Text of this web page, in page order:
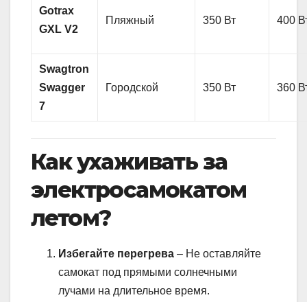
Gotrax
GXL V2
Пляжный 350 Вт 400
Swagtron
Swagger
7
Городской 350 Вт 360
Как ухаживать за
электросамокатом
летом?
Избегайте перегрева – Не оставляйте
самокат под прямыми солнечными
лучами на длительное время.